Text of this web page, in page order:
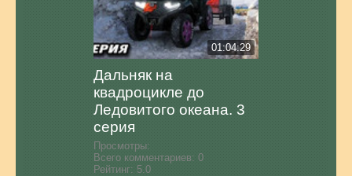
01:04:29
Дальняк на
квадроцикле до
Ледовитого океана. 3
серия
Просмотры:
Всего комментариев: 0
Рейтинг: 5.0